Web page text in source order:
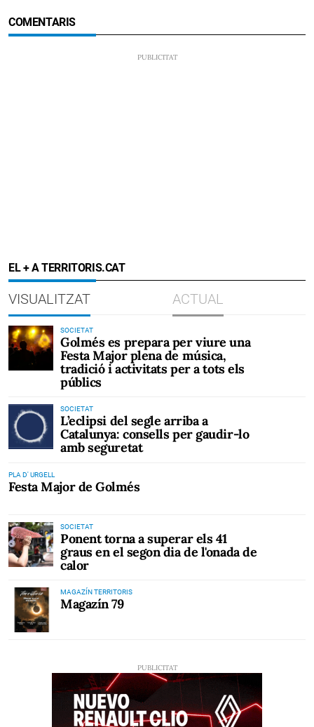
COMENTARIS
EL + A TERRITORIS.CAT
VISUALITZAT ACTUAL
SOCIETAT
Golmés es prepara per viure una
Festa Major plena de música,
tradició i activitats per a tots els
públics
SOCIETAT
L’eclipsi del segle arriba a
Catalunya: consells per gaudir-lo
amb seguretat
PLA D' URGELL
Festa Major de Golmés
SOCIETAT
Ponent torna a superar els 41
graus en el segon dia de l'onada de
calor
MAGAZÍN TERRITORIS
Magazín 79